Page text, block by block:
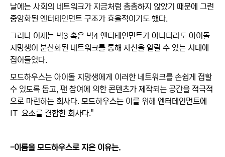
날에는 사회의 네트워크가 지금처럼 촘촘하지 않았기 때문에 그런
중앙화된 엔터테인먼트 구조가 효율적이기도 했다.
그러나 이제는 빅3 혹은 빅4 엔터테인먼트가 아니더라도 아이돌
지망생이 분산화된 네트워크를 통해 자신을 알릴 수 있는 시대에
접어들었다.
모드하우스는 아이돌 지망생에게 이러한 네트워크를 손쉽게 접할
수 있도록 돕고, 팬 참여에 의한 콘텐츠가 제작되는 공간을 적극적
으로 마련하는 회사다. 모드하우스는 이를 위해 엔터테인먼트에
IT 요소를 결합한 회사다."
-이름을 모드하우스로 지은 이유는.